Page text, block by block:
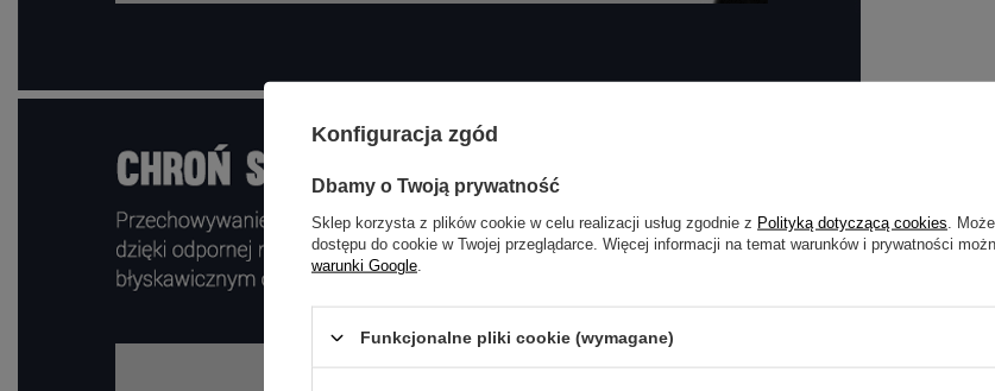
Konfiguracja zgód
Dbamy o Twoją prywatność
Sklep korzysta z plików cookie w celu realizacji usług zgodnie z Polityką dotyczącą cookies .
dostępu do cookie w Twojej przeglądarce. Więcej informacji na temat warunków i prywatności
warunki Google
Funkcjonalne pliki cookie (wymagane)